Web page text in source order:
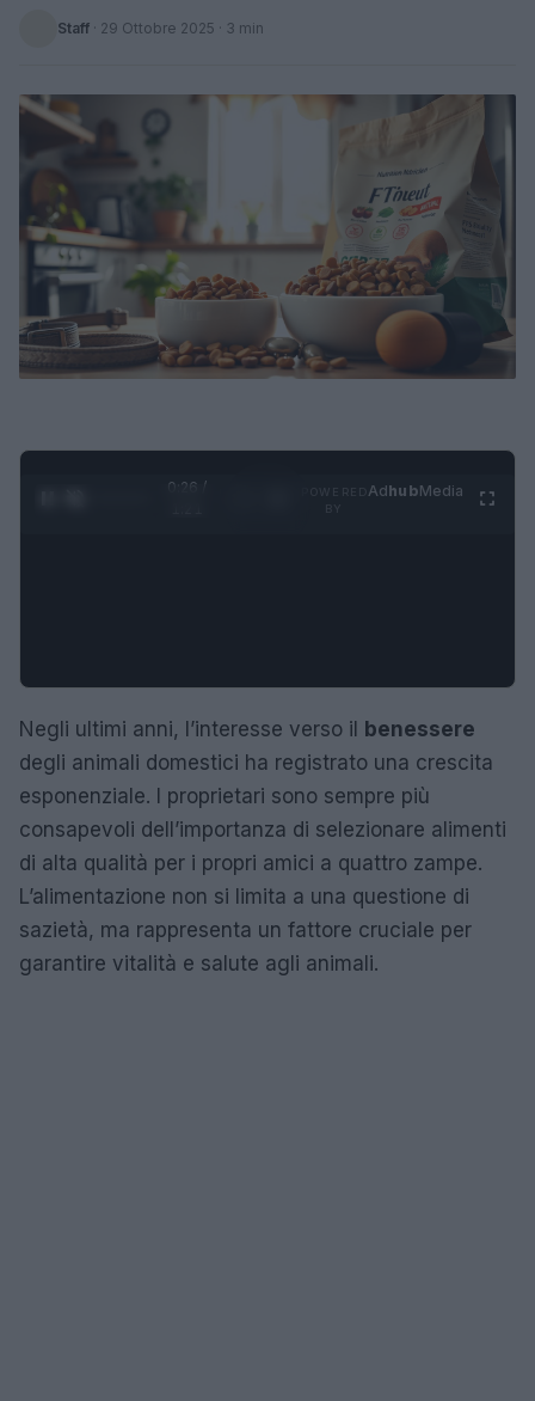
Staff · 29 Ottobre 2025 · 3 min
0:27 /
AdhubMedia
Negli ultimi anni, l’interesse verso il benessere
degli animali domestici ha registrato una crescita
esponenziale. I proprietari sono sempre più
consapevoli dell’importanza di selezionare alimenti
di alta qualità per i propri amici a quattro zampe.
L’alimentazione non si limita a una questione di
sazietà, ma rappresenta un fattore cruciale per
garantire vitalità e salute agli animali.